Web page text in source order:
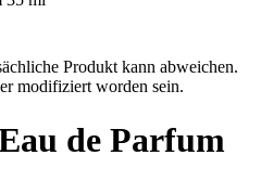
Produkt kann abweichen.
modifiziert worden sein.
de Parfum